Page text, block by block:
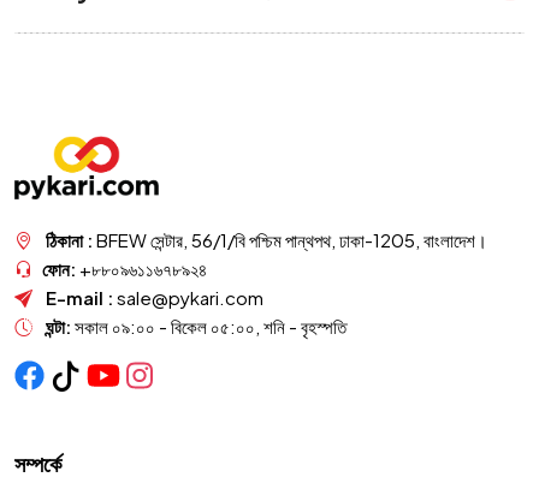
ঠিকানা : BFEW সেন্টার, 56/1/বি পশ্চিম পান্থপথ, ঢাকা-1205, বাংলাদেশ।
ফোন: +৮৮০৯৬১১৬৭৮৯২৪
E-mail : sale@pykari.com
ঘন্টা: সকাল ০৯:০০ - বিকেল ০৫:০০, শনি - বৃহস্পতি
সম্পর্কে